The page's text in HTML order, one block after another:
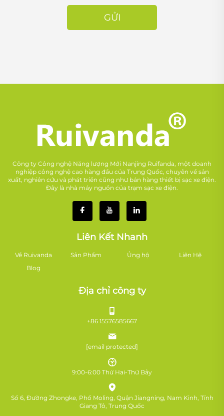
GỬI
Công ty Công nghệ Năng lượng Mới Nanjing Ruifanda, một doanh
nghiệp công nghệ cao hàng đầu của Trung Quốc, chuyên về sản
xuất, nghiên cứu và phát triển cũng như bán hàng thiết bị sạc xe điện.
Đây là nhà máy nguồn của trạm sạc xe điện.
Liên Kết Nhanh
Về Ruivanda Sản Phẩm Ủng hộ
Liên Hệ
Blog
Địa chỉ công ty
+86 15576585667
[email protected]
9:00-6:00 Thứ Hai-Thứ Bảy
Số 6, Đường Zhongke, Phố Moling, Quận Jiangning, Nam Kinh, Tỉnh
Giang Tô, Trung Quốc